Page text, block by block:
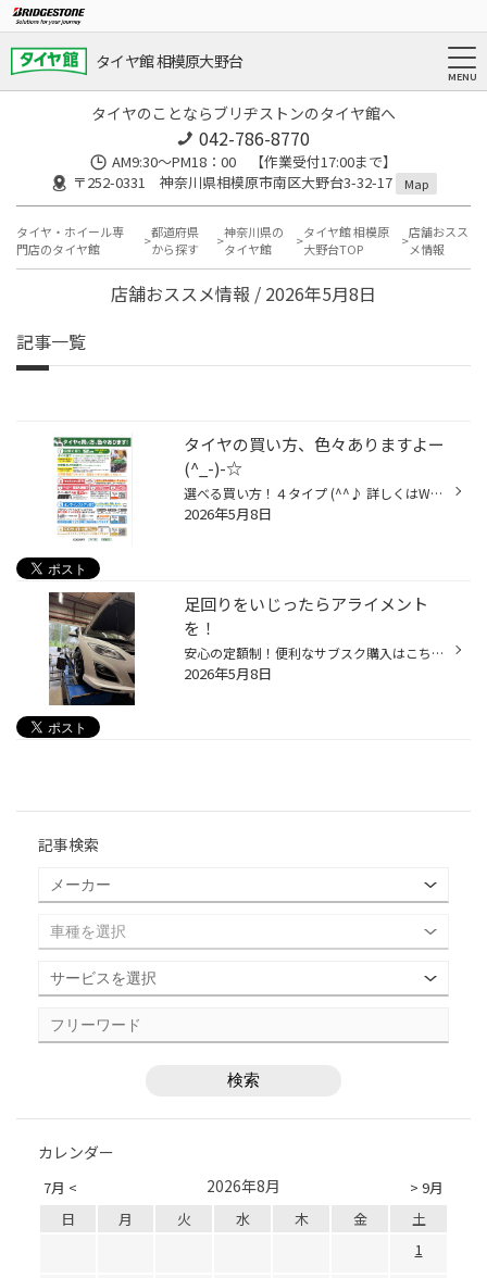
タイヤ館 相模原大野台
タイヤのことならブリヂストンのタイヤ館へ
042-786-8770
AM9:30～PM18：00 【作業受付17:00まで】
〒252-0331 神奈川県相模原市南区大野台3-32-17
Map
タイヤ・ホイール専
門店のタイヤ館
都道府県
から探す
神奈川県の
タイヤ館
タイヤ館 相模原
大野台TOP
店舗おスス
メ情報
店舗おススメ情報 / 2026年5月8日
記事一覧
タイヤの買い方、色々ありますよー
(^_-)-☆
選べる買い方！４タイプ (^^♪ 詳しくはWEBチラシを見てください～
2026年5月8日
足回りをいじったらアライメント
を！
安心の定額制！便利なサブスク購入はこちらをクリック 本日は車高調を組んだらハンドルセンターがズレたとのことで マツダ アテンザのアライメント調整を致しました！ かなりきれいに乗られている車両です…！ 車をローダウンすると ・前後キャンバー(ハの字)が寝ていく ・フロントトーは開いていく(...
2026年5月8日
記事検索
カレンダー
7月 < > 9月
2026年8月
日 月 火 水 木 金
土
1